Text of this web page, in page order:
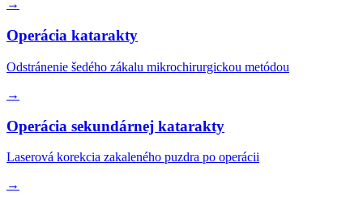
→
Operácia katarakty
Odstránenie šedého zákalu mikrochirurgickou metódou
→
Operácia sekundárnej katarakty
Laserová korekcia zakaleného puzdra po operácii
→